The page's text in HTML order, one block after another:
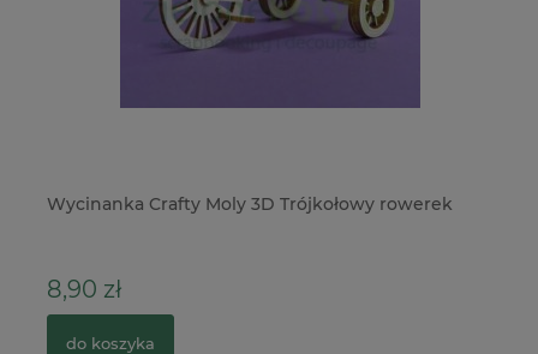
Wycinanka Crafty Moly 3D Trójkołowy rowerek
8,90 zł
do koszyka